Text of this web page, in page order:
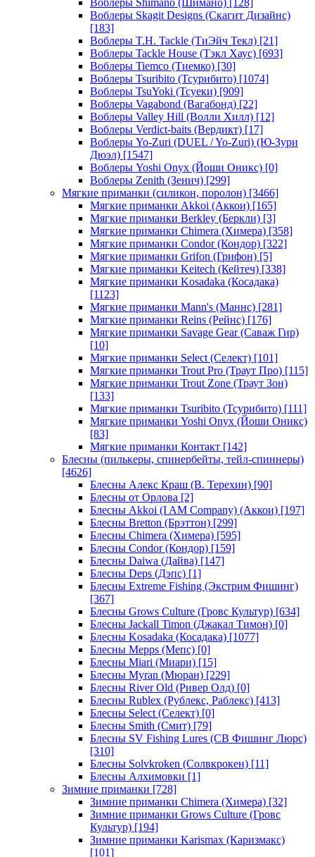
Воблеры Shimano (Шимано) [128]
Воблеры Skagit Designs (Скагит Дизайнс)
[183]
Воблеры T.H. Tackle (ТиЭйч Текл) [21]
Воблеры Tackle House (Тэкл Хаус) [693]
Воблеры Tiemco (Тиемко) [30]
Воблеры Tsuribito (Тсурибито) [1074]
Воблеры TsuYoki (Тсуеки) [909]
Воблеры Vagabond (Вагабонд) [22]
Воблеры Valley Hill (Волли Хилл) [12]
Воблеры Verdict-baits (Вердикт) [17]
Воблеры Yo-Zuri (DUEL / Yo-Zuri) (Ю-Зури
Дюэл) [1547]
Воблеры Yoshi Onyx (Йоши Оникс) [0]
Воблеры Zenith (Зенич) [299]
Мягкие приманки (силикон, поролон) [3466]
Мягкие приманки Akkoi (Аккои) [165]
Мягкие приманки Berkley (Беркли) [3]
Мягкие приманки Chimera (Химера) [358]
Мягкие приманки Condor (Кондор) [322]
Мягкие приманки Grifon (Грифон) [5]
Мягкие приманки Keitech (Кейтеч) [338]
Мягкие приманки Kosadaka (Косадака)
[1123]
Мягкие приманки Mann's (Маннс) [281]
Мягкие приманки Reins (Рейнс) [176]
Мягкие приманки Savage Gear (Саваж Гир)
[10]
Мягкие приманки Select (Селект) [101]
Мягкие приманки Trout Pro (Траут Про) [115]
Мягкие приманки Trout Zone (Траут Зон)
[133]
Мягкие приманки Tsuribito (Тсурибито) [111]
Мягкие приманки Yoshi Onyx (Йоши Оникс)
[83]
Мягкие приманки Контакт [142]
Блесны (пилькеры, спинербейты, тейл-спиннеры)
[4626]
Блесны Алекс Краш (В. Терехин) [90]
Блесны от Орлова [2]
Блесны Akkoi (I AM Company) (Аккои) [197]
Блесны Bretton (Брэттон) [299]
Блесны Chimera (Химера) [595]
Блесны Condor (Кондор) [159]
Блесны Daiwa (Дайва) [147]
Блесны Deps (Дэпс) [1]
Блесны Extreme Fishing (Экстрим Фишинг)
[367]
Блесны Grows Culture (Гровс Культур) [634]
Блесны Jackall Timon (Джакал Тимон) [0]
Блесны Kosadaka (Косадака) [1077]
Блесны Mepps (Мепс) [0]
Блесны Miari (Миари) [15]
Блесны Myran (Мюран) [229]
Блесны River Old (Ривер Олд) [0]
Блесны Rublex (Рублекс, Раблекс) [413]
Блесны Select (Селект) [0]
Блесны Smith (Смит) [79]
Блесны SV Fishing Lures (СВ Фишинг Люрс)
[310]
Блесны Solvkroken (Солвкрокен) [11]
Блесны Алхимовки [1]
Зимние приманки [728]
Зимние приманки Chimera (Химера) [32]
Зимние приманки Grows Culture (Гровс
Культур) [194]
Зимние приманки Karismax (Каризмакс)
[101]